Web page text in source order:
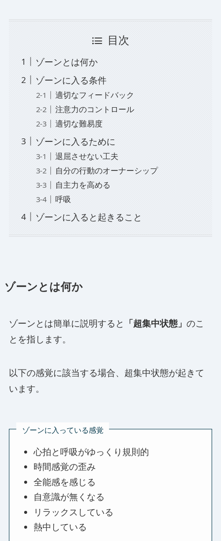
目次
ゾーンとは何か
ゾーンに入る条件
適切なフィードバック
注意力のコントロール
適切な難易度
ゾーンに入るために
退屈させない工夫
自分の行動のオーナーシップ
自主力を高める
呼吸
ゾーンに入ると起きること
ゾーンとは何か
ゾーンとは簡単に説明すると 「超集中状態」 のこ
とを指します。
以下の感覚に該当する場合、超集中状態が起きて
います。
ゾーンに入っている感覚
心拍と呼吸がゆっくり規則的
時間感覚の歪み
全能感を感じる
自意識が無くなる
リラックスしている
熱中している